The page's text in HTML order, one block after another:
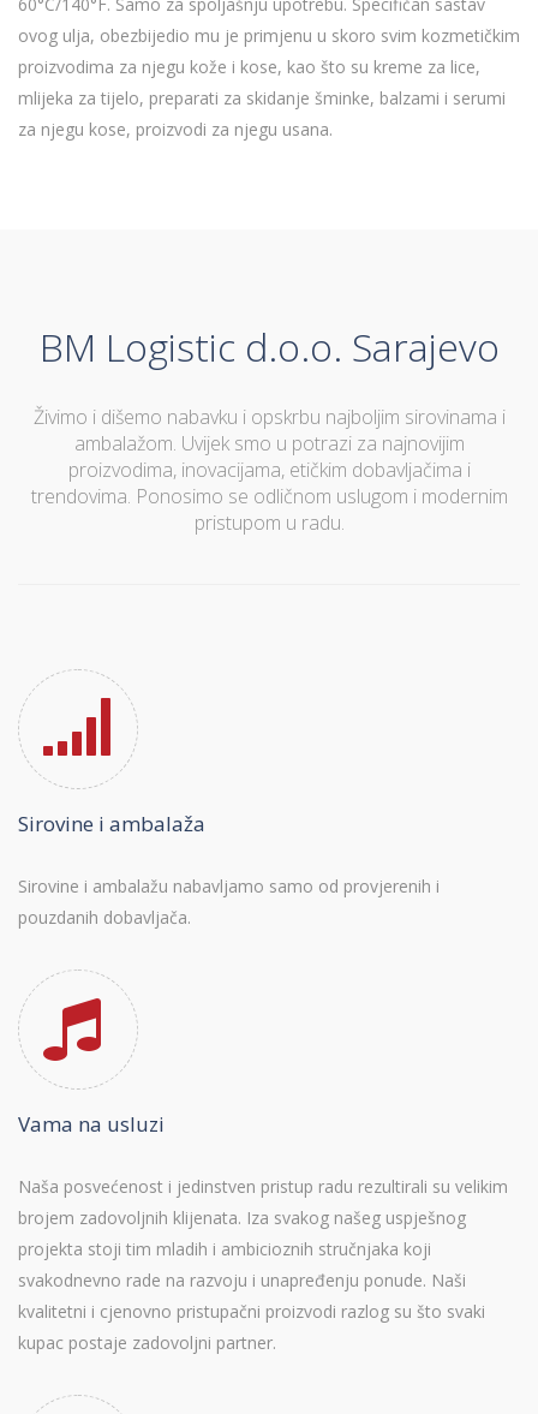
ovog ulja, obezbijedio mu je primjenu u skoro svim kozmetičkim
proizvodima za njegu kože i kose, kao što su kreme za lice,
mlijeka za tijelo, preparati za skidanje šminke, balzami i serumi
za njegu kose, proizvodi za njegu usana.
BM Logistic d.o.o. Sarajevo
Živimo i dišemo nabavku i opskrbu najboljim sirovinama i
ambalažom. Uvijek smo u potrazi za najnovijim
proizvodima, inovacijama, etičkim dobavljačima i
trendovima. Ponosimo se odličnom uslugom i modernim
pristupom u radu.
Sirovine i ambalaža
Sirovine i ambalažu nabavljamo samo od provjerenih i
pouzdanih dobavljača.
Vama na usluzi
Naša posvećenost i jedinstven pristup radu rezultirali su velikim
brojem zadovoljnih klijenata. Iza svakog našeg uspješnog
projekta stoji tim mladih i ambicioznih stručnjaka koji
svakodnevno rade na razvoju i unapređenju ponude. Naši
kvalitetni i cjenovno pristupačni proizvodi razlog su što svaki
kupac postaje zadovoljni partner.